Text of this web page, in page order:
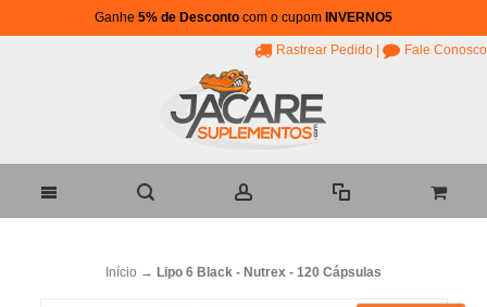
Ganhe 5% de Desconto com o cupom INVERNO5
Rastrear Pedido Fale Conosco
Início → Lipo 6 Black - Nutrex - 120 Cápsulas